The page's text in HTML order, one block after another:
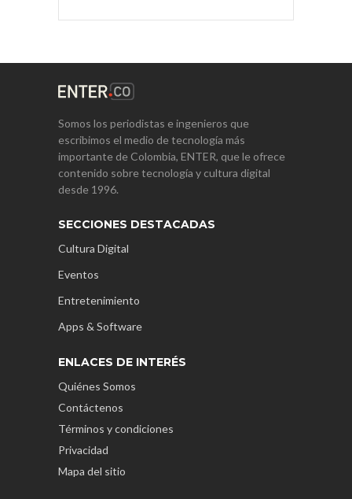
Somos los periodistas e ingenieros que
escribimos el medio de tecnología más
importante de Colombia, ENTER, que le ofrece
contenido sobre tecnología y cultura digital
desde 1996.
SECCIONES DESTACADAS
Cultura Digital
Eventos
Entretenimiento
Apps & Software
ENLACES DE INTERÉS
Quiénes Somos
Contáctenos
Términos y condiciones
Privacidad
Mapa del sitio